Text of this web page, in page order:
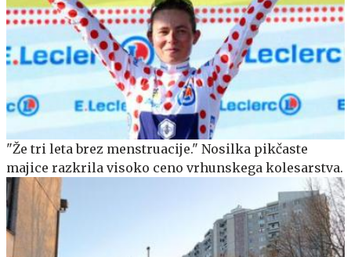
"Že tri leta brez menstruacije." Nosilka pikčaste
majice razkrila visoko ceno vrhunskega kolesarstva.